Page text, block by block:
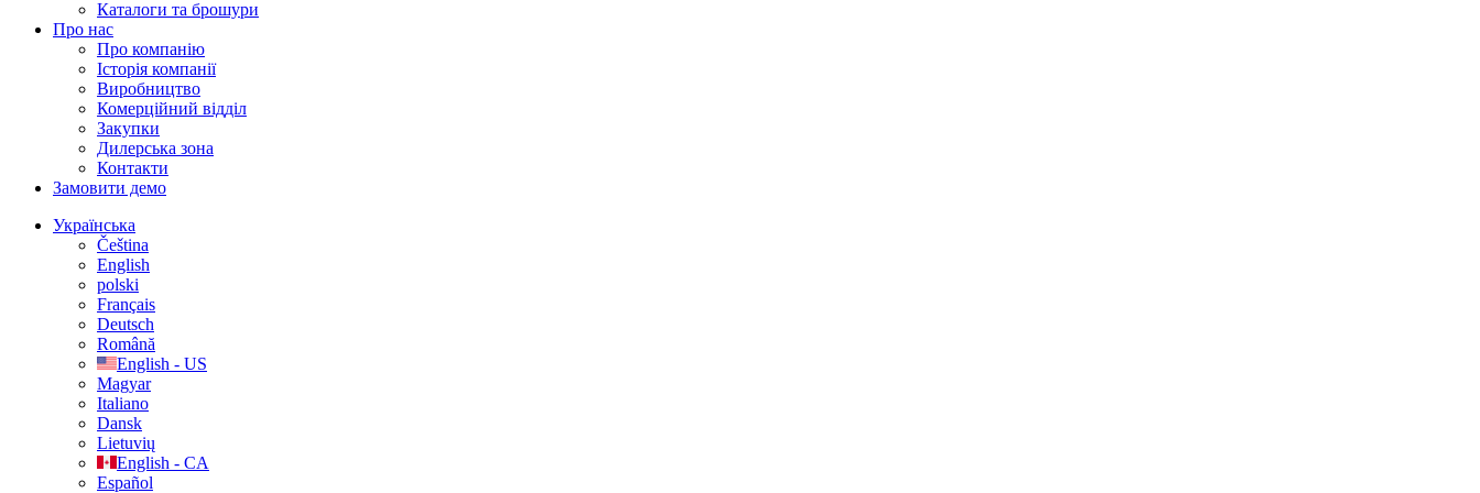
Каталоги та брошури
Про нас
Про компанію
Історія компанії
Виробництво
Комерційний відділ
Закупки
Дилерська зона
Контакти
Замовити демо
Українська
Čeština
English
polski
Français
Deutsch
Română
English - US
Magyar
Italiano
Dansk
Lietuvių
English - CA
Español